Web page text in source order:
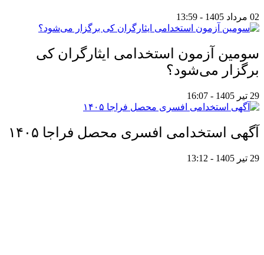
02 مرداد 1405 - 13:59
سومین آزمون استخدامی ایثارگران کی
برگزار می‌شود؟
29 تیر 1405 - 16:07
آگهی استخدامی افسری محصل فراجا ۱۴۰۵
29 تیر 1405 - 13:12